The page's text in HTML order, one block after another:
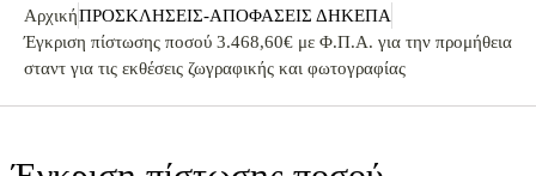
ΑρχικήΠΡΟΣΚΛΗΣΕΙΣ-ΑΠΟΦΑΣΕΙΣ ΔΗΚΕΠΑ
Έγκριση πίστωσης ποσού 3.468,60€ με Φ.Π.Α. για την προμήθεια
σταντ για τις εκθέσεις ζωγραφικής και φωτογραφίας